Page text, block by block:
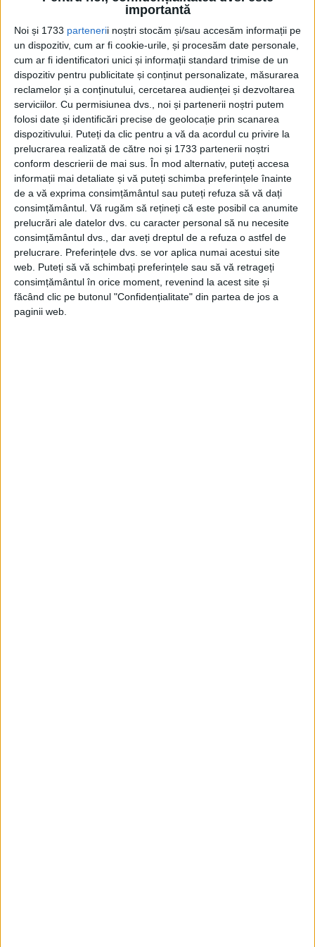
importantă
Noi și 1733 partenerii noștri stocăm și/sau accesăm informații pe
un dispozitiv, cum ar fi cookie-urile, și procesăm date personale,
cum ar fi identificatori unici și informații standard trimise de un
dispozitiv pentru publicitate și conținut personalizate, măsurarea
reclamelor și a conținutului, cercetarea audienței și dezvoltarea
serviciilor. Cu permisiunea dvs., noi și partenerii noștri putem
folosi date și identificări precise de geolocație prin scanarea
dispozitivului. Puteți da clic pentru a vă da acordul cu privire la
prelucrarea realizată de către noi și 1733 partenerii noștri
conform descrierii de mai sus. În mod alternativ, puteți accesa
informații mai detaliate și vă puteți schimba preferințele înainte
de a vă exprima consimțământul sau puteți refuza să vă dați
consimțământul. Vă rugăm să rețineți că este posibil ca anumite
prelucrări ale datelor dvs. cu caracter personal să nu necesite
consimțământul dvs., dar aveți dreptul de a refuza o astfel de
prelucrare. Preferințele dvs. se vor aplica numai acestui site
web. Puteți să vă schimbați preferințele sau să vă retrageți
consimțământul în orice moment, revenind la acest site și
făcând clic pe butonul "Confidențialitate" din partea de jos a
paginii web.
nord, în Siberia”. Se acorda 40 de minute
pentru facerea bagajelor, care nu trebuiau
să depăşească 40 kg de fiecare familie.
Urma îmbarcarea în maşini şi
transportarea până la cea mai apropiată
staţie feroviară, de unde se făcea
repartizarea conform locului de destinaţie
stabilit din timp de NKVD.